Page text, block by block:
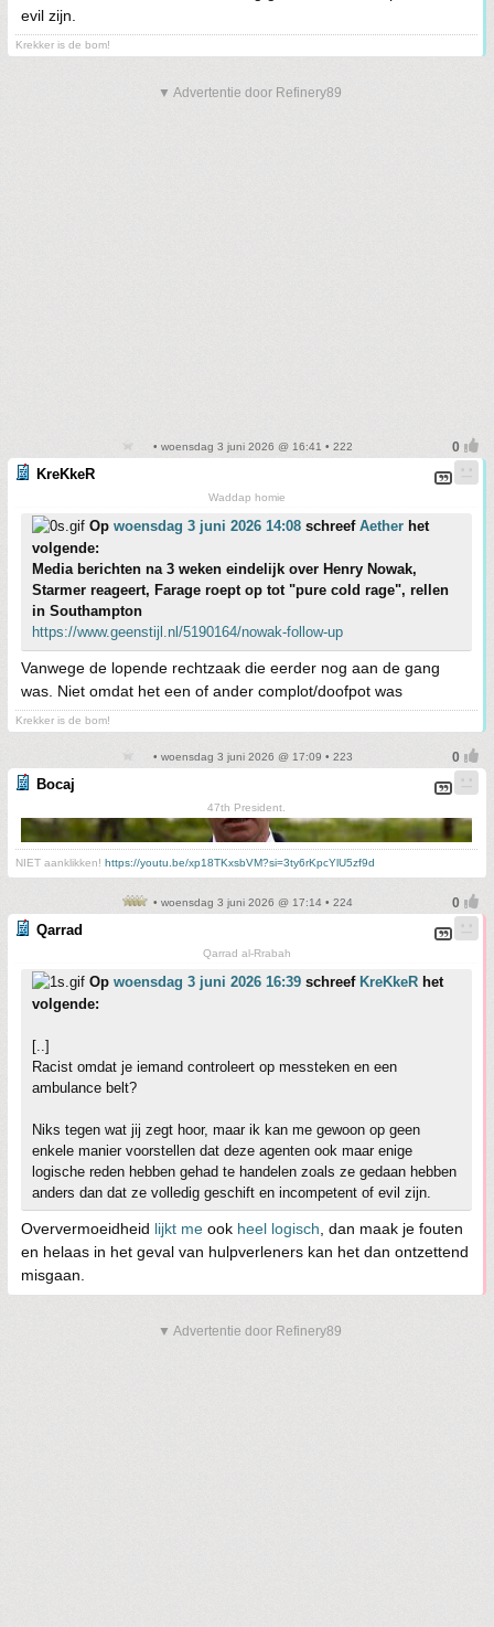
evil zijn.
Krekker is de bom!
▼ Advertentie door Refinery89
• woensdag 3 juni 2026 @ 16:41 • 222
KreKkeR
Waddap homie
Op woensdag 3 juni 2026 14:08 schreef Aether het
volgende:
Media berichten na 3 weken eindelijk over Henry Nowak,
Starmer reageert, Farage roept op tot "pure cold rage", rellen
in Southampton
https://www.geenstijl.nl/5190164/nowak-follow-up
Vanwege de lopende rechtzaak die eerder nog aan de gang
was. Niet omdat het een of ander complot/doofpot was
Krekker is de bom!
• woensdag 3 juni 2026 @ 17:09 • 223
Bocaj
47th President.
NIET aanklikken! https://youtu.be/xp18TKxsbVM?si=3ty6rKpcYlU5zf9d
• woensdag 3 juni 2026 @ 17:14 • 224
Qarrad
Qarrad al-Rrabah
Op woensdag 3 juni 2026 16:39 schreef KreKkeR het
volgende:
[..]
Racist omdat je iemand controleert op messteken en een
ambulance belt?
Niks tegen wat jij zegt hoor, maar ik kan me gewoon op geen
enkele manier voorstellen dat deze agenten ook maar enige
logische reden hebben gehad te handelen zoals ze gedaan hebben
anders dan dat ze volledig geschift en incompetent of evil zijn.
Oververmoeidheid lijkt me ook heel logisch , dan maak je fouten
en helaas in het geval van hulpverleners kan het dan ontzettend
misgaan.
▼ Advertentie door Refinery89